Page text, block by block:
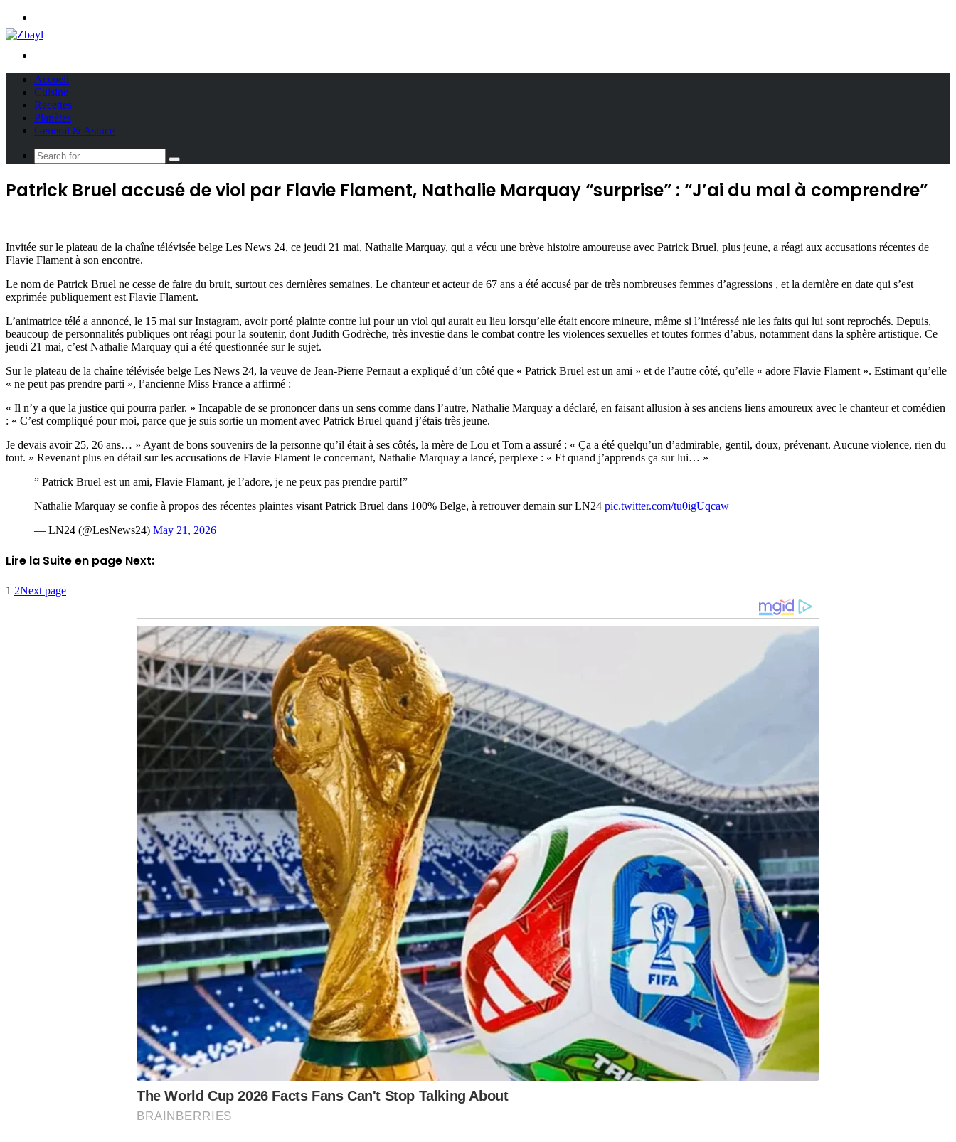
Accueil
Cuisine
Recettes
Planètes
General & Astuce
Search
Patrick Bruel accusé de viol par Flavie Flament, Nathalie Marquay “surprise” : “J’ai du mal à comprendre”
Invitée sur le plateau de la chaîne télévisée belge Les News 24, ce jeudi 21 mai, Nathalie Marquay, qui a vécu une brève histoire amoureuse avec Patrick Bruel, plus jeune, a réagi aux accusations récentes de
Flavie Flament à son encontre.
Le nom de Patrick Bruel ne cesse de faire du bruit, surtout ces dernières semaines. Le chanteur et acteur de 67 ans a été accusé par de très nombreuses femmes d’agressions , et la dernière en date qui s’est
exprimée publiquement est Flavie Flament.
L’animatrice télé a annoncé, le 15 mai sur Instagram, avoir porté plainte contre lui pour un viol qui aurait eu lieu lorsqu’elle était encore mineure, même si l’intéressé nie les faits qui lui sont reprochés. Depuis,
beaucoup de personnalités publiques ont réagi pour la soutenir, dont Judith Godrèche, très investie dans le combat contre les violences sexuelles et toutes formes d’abus, notamment dans la sphère artistique. Ce
jeudi 21 mai, c’est Nathalie Marquay qui a été questionnée sur le sujet.
Sur le plateau de la chaîne télévisée belge Les News 24, la veuve de Jean-Pierre Pernaut a expliqué d’un côté que « Patrick Bruel est un ami » et de l’autre côté, qu’elle « adore Flavie Flament ». Estimant qu’elle
« ne peut pas prendre parti », l’ancienne Miss France a affirmé :
« Il n’y a que la justice qui pourra parler. » Incapable de se prononcer dans un sens comme dans l’autre, Nathalie Marquay a déclaré, en faisant allusion à ses anciens liens amoureux avec le chanteur et comédien
: « C’est compliqué pour moi, parce que je suis sortie un moment avec Patrick Bruel quand j’étais très jeune.
Je devais avoir 25, 26 ans… » Ayant de bons souvenirs de la personne qu’il était à ses côtés, la mère de Lou et Tom a assuré : « Ça a été quelqu’un d’admirable, gentil, doux, prévenant. Aucune violence, rien du
tout. » Revenant plus en détail sur les accusations de Flavie Flament le concernant, Nathalie Marquay a lancé, perplexe : « Et quand j’apprends ça sur lui… »
” Patrick Bruel est un ami, Flavie Flamant, je l’adore, je ne peux pas prendre parti!”
Nathalie Marquay se confie à propos des récentes plaintes visant Patrick Bruel dans 100% Belge, à retrouver demain sur LN24 pic.twitter.com/tu0igUqcaw
— LN24 (@LesNews24) May 21, 2026
Lire la Suite en page Next:
1 2Next page